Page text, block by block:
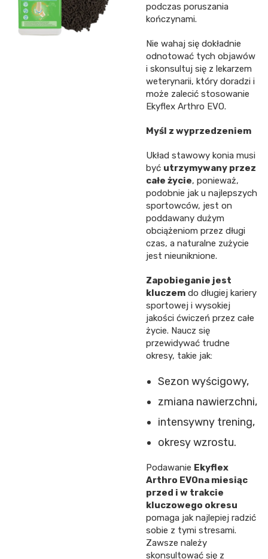
podczas poruszania
kończynami.
Nie wahaj się dokładnie
odnotować tych objawów
i skonsultuj się z lekarzem
weterynarii, który doradzi i
może zalecić stosowanie
Ekyflex Arthro EVO.
Myśl z wyprzedzeniem
Układ stawowy konia musi
być utrzymywany przez
całe życie, ponieważ,
podobnie jak u najlepszych
sportowców, jest on
poddawany dużym
obciążeniom przez długi
czas, a naturalne zużycie
jest nieuniknione.
Zapobieganie jest
kluczem do długiej kariery
sportowej i wysokiej
jakości ćwiczeń przez całe
życie. Naucz się
przewidywać trudne
okresy, takie jak:
Sezon wyścigowy,
zmiana nawierzchni,
intensywny trening,
okresy wzrostu.
Podawanie Ekyflex
Arthro EVOna miesiąc
przed i w trakcie
kluczowego okresu
pomaga jak najlepiej radzić
sobie z tymi stresami.
Zawsze należy
skonsultować się z